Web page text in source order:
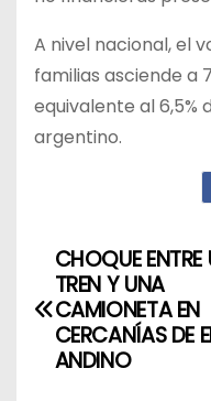
A nivel nacional, el
familias asciende a
equivalente al 6,5%
argentino.
N
a
CHOQUE ENTRE
TREN Y UNA
CAMIONETA EN
CERCANÍAS DE
ANDINO